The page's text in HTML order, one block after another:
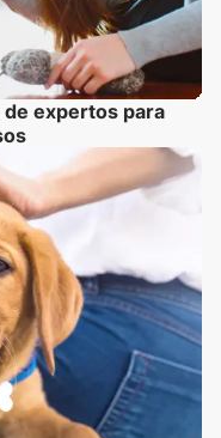
expertos para